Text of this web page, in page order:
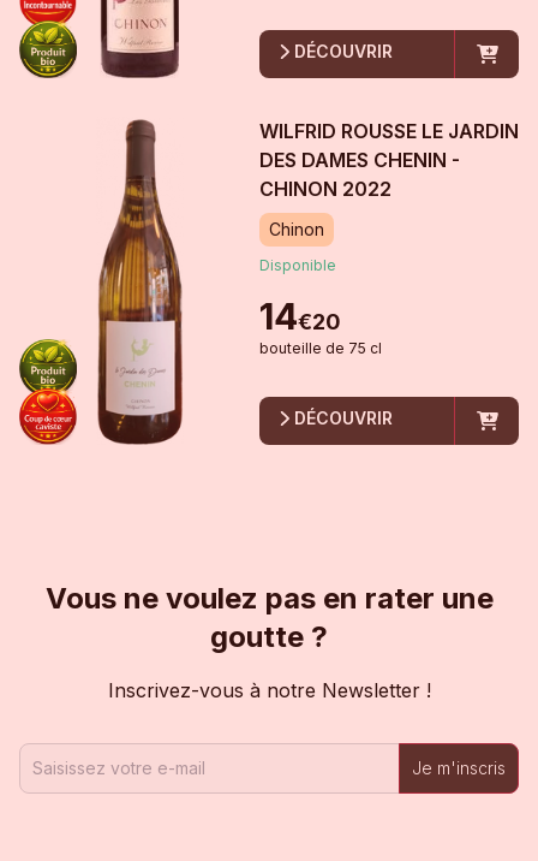
DÉCOUVRIR
WILFRID ROUSSE LE JARDIN
DES DAMES CHENIN -
CHINON 2022
Chinon
Disponible
14€20
bouteille de 75 cl
DÉCOUVRIR
Vous ne voulez pas en rater une
goutte ?
Inscrivez-vous à notre Newsletter !
Je m'inscris